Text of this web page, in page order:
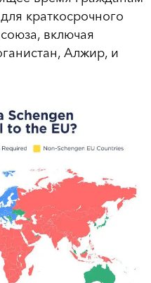
краткосрочного
включая
Алжир, и